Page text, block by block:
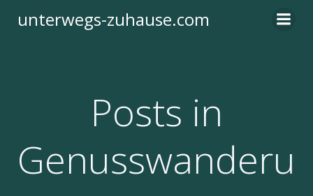
Inhalt
unterwegs-zuhause.com
Posts in
Genusswanderu